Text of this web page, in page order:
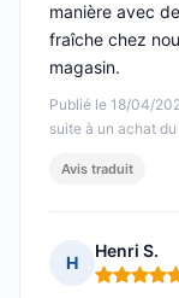
Publié le 18/04/
suite à un achat
manière avec
fraîche chez
magasin.
Avis traduit
H
Henri S.
Note : 5